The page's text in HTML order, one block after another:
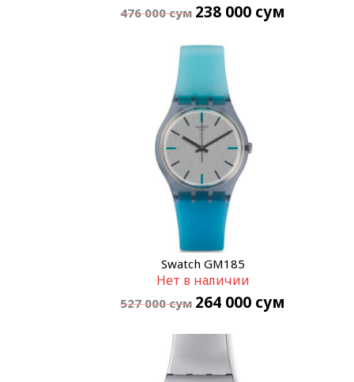
476 000сум 238 000 сум
Swatch GM185
Нет в наличии
527 000сум 264 000 сум